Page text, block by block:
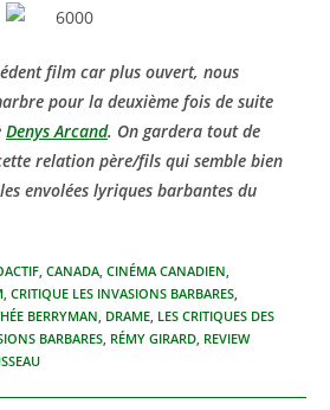
film car plus ouvert, nous
pour la deuxième fois de suite
Denys Arcand. On gardera tout de
relation père/fils qui semble bien
envolées lyriques barbantes du
, CANADA, CINÉMA CANADIEN,
, CRITIQUE LES INVASIONS BARBARES,
BERRYMAN, DRAME, LES CRITIQUES DES
BARBARES, RÉMY GIRARD, REVIEW